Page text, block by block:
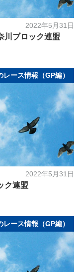
2022年5月31日
ブロック連盟
レース情報（GP編）
2022年5月31日
ク連盟
レース情報（GP編）